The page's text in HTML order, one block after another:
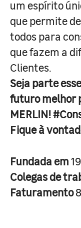
um espírito
que permite
todos para
que fazem a
Clientes.
Seja parte
futuro melhor
MERLIN!
Fique à
Fundada em
Colegas de
Faturamento